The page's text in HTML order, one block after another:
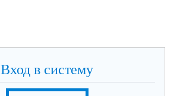
Вход в систему